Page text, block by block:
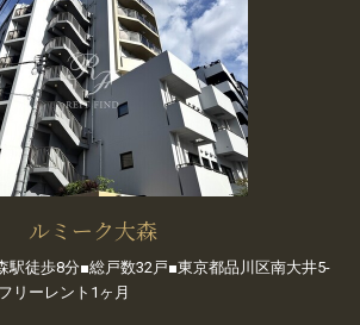
ルミーク大森
駅徒歩8分■総戸数32戸■東京都品川区南大井5-
リーレント1ヶ月